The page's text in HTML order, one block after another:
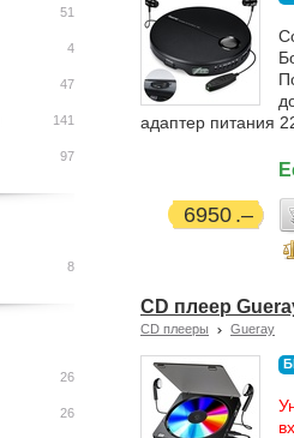
адаптер питания
6950
CD плеер
CD плееры Gueray
51
4
47
141
97
8
26
26